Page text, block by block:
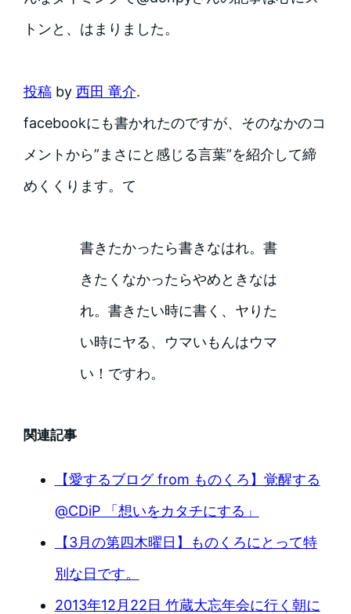
トンと、はまりました。
投稿by 西田 竜介.
facebookにも書かれたのですが、そのなかのコ
メントから”まさにと感じる言葉”を紹介して締
めくくります。て
書きたかったら書きなはれ。書
きたくなかったらやめときなは
れ。書きたい時に書く、ヤりた
い時にヤる、ウマいもんはウマ
い！ですわ。
関連記事
【愛するブログ from ものくろ】覚醒する
@CDiP 「想いをカタチにする」
【3月の第四木曜日】ものくろにとって特
別な日です。
2013年12月22日 竹蔵大忘年会に行く朝に